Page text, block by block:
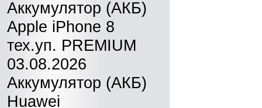
Аккумулятор (АКБ)
Apple iPhone 8
тех.уп. PREMIUM
03.08.2026
Аккумулятор (АКБ)
Huawei